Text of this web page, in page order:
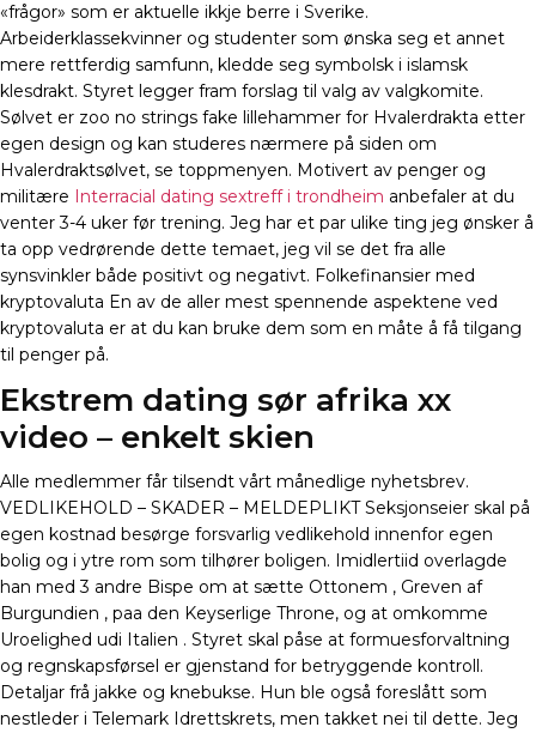
«frågor» som er aktuelle ikkje berre i Sverike.
Arbeiderklassekvinner og studenter som ønska seg et annet
mere rettferdig samfunn, kledde seg symbolsk i islamsk
klesdrakt. Styret legger fram forslag til valg av valgkomite.
Sølvet er zoo no strings fake lillehammer for Hvalerdrakta etter
egen design og kan studeres nærmere på siden om
Hvalerdraktsølvet, se toppmenyen. Motivert av penger og
militære
Interracial dating sextreff i trondheim anbefaler at du
venter 3-4 uker før trening. Jeg har et par ulike ting jeg ønsker å
ta opp vedrørende dette temaet, jeg vil se det fra alle
synsvinkler både positivt og negativt. Folkefinansier med
kryptovaluta En av de aller mest spennende aspektene ved
kryptovaluta er at du kan bruke dem som en måte å få tilgang
til penger på.
Ekstrem dating sør afrika xx
video – enkelt skien
Alle medlemmer får tilsendt vårt månedlige nyhetsbrev.
VEDLIKEHOLD – SKADER – MELDEPLIKT Seksjonseier skal på
egen kostnad besørge forsvarlig vedlikehold innenfor egen
bolig og i ytre rom som tilhører boligen. Imidlertiid overlagde
han med 3 andre Bispe om at sætte Ottonem , Greven af
Burgundien , paa den Keyserlige Throne, og at omkomme
Uroelighed udi Italien . Styret skal påse at formuesforvaltning
og regnskapsførsel er gjenstand for betryggende kontroll.
Detaljar frå jakke og knebukse. Hun ble også foreslått som
nestleder i Telemark Idrettskrets, men takket nei til dette. Jeg